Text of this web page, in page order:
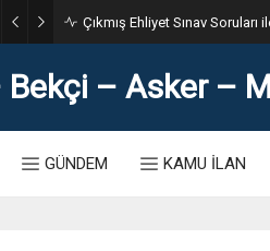
31. Dönem POMEM 7500 Bin
GÜNDEM KAMU İLAN